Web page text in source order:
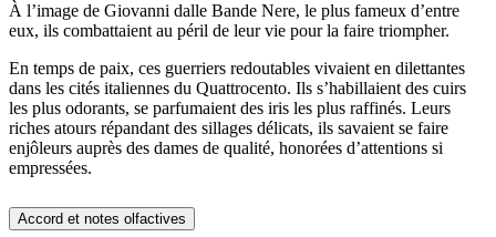
À l’image de Giovanni dalle Bande Nere, le plus fameux d’entre
eux, ils combattaient au péril de leur vie pour la faire triompher.
En temps de paix, ces guerriers redoutables vivaient en dilettantes
dans les cités italiennes du Quattrocento. Ils s’habillaient des cuirs
les plus odorants, se parfumaient des iris les plus raffinés. Leurs
riches atours répandant des sillages délicats, ils savaient se faire
enjôleurs auprès des dames de qualité, honorées d’attentions si
empressées.
Accord et notes olfactives